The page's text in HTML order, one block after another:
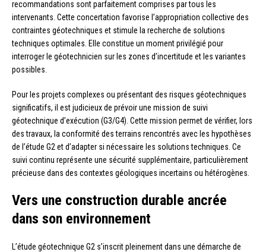
recommandations sont parfaitement comprises par tous les
intervenants. Cette concertation favorise l’appropriation collective des
contraintes géotechniques et stimule la recherche de solutions
techniques optimales. Elle constitue un moment privilégié pour
interroger le géotechnicien sur les zones d’incertitude et les variantes
possibles.
Pour les projets complexes ou présentant des risques géotechniques
significatifs, il est judicieux de prévoir une mission de suivi
géotechnique d’exécution (G3/G4). Cette mission permet de vérifier, lors
des travaux, la conformité des terrains rencontrés avec les hypothèses
de l’étude G2 et d’adapter si nécessaire les solutions techniques. Ce
suivi continu représente une sécurité supplémentaire, particulièrement
précieuse dans des contextes géologiques incertains ou hétérogènes.
Vers une construction durable ancrée
dans son environnement
L’étude géotechnique G2 s’inscrit pleinement dans une démarche de